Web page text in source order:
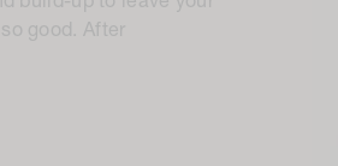
good. After